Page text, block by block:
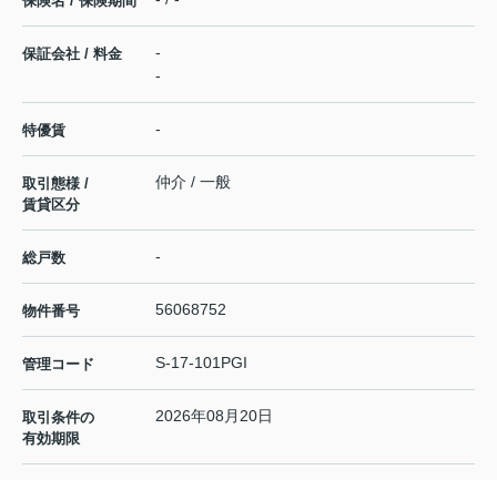
保証会社 / 料金
-
-
特優賃 -
取引態様 /
賃貸区分
仲介 / 一般
総戸数 -
物件番号 56068752
管理コード S-17-101PGI
取引条件の
有効期限
2026年08月20日